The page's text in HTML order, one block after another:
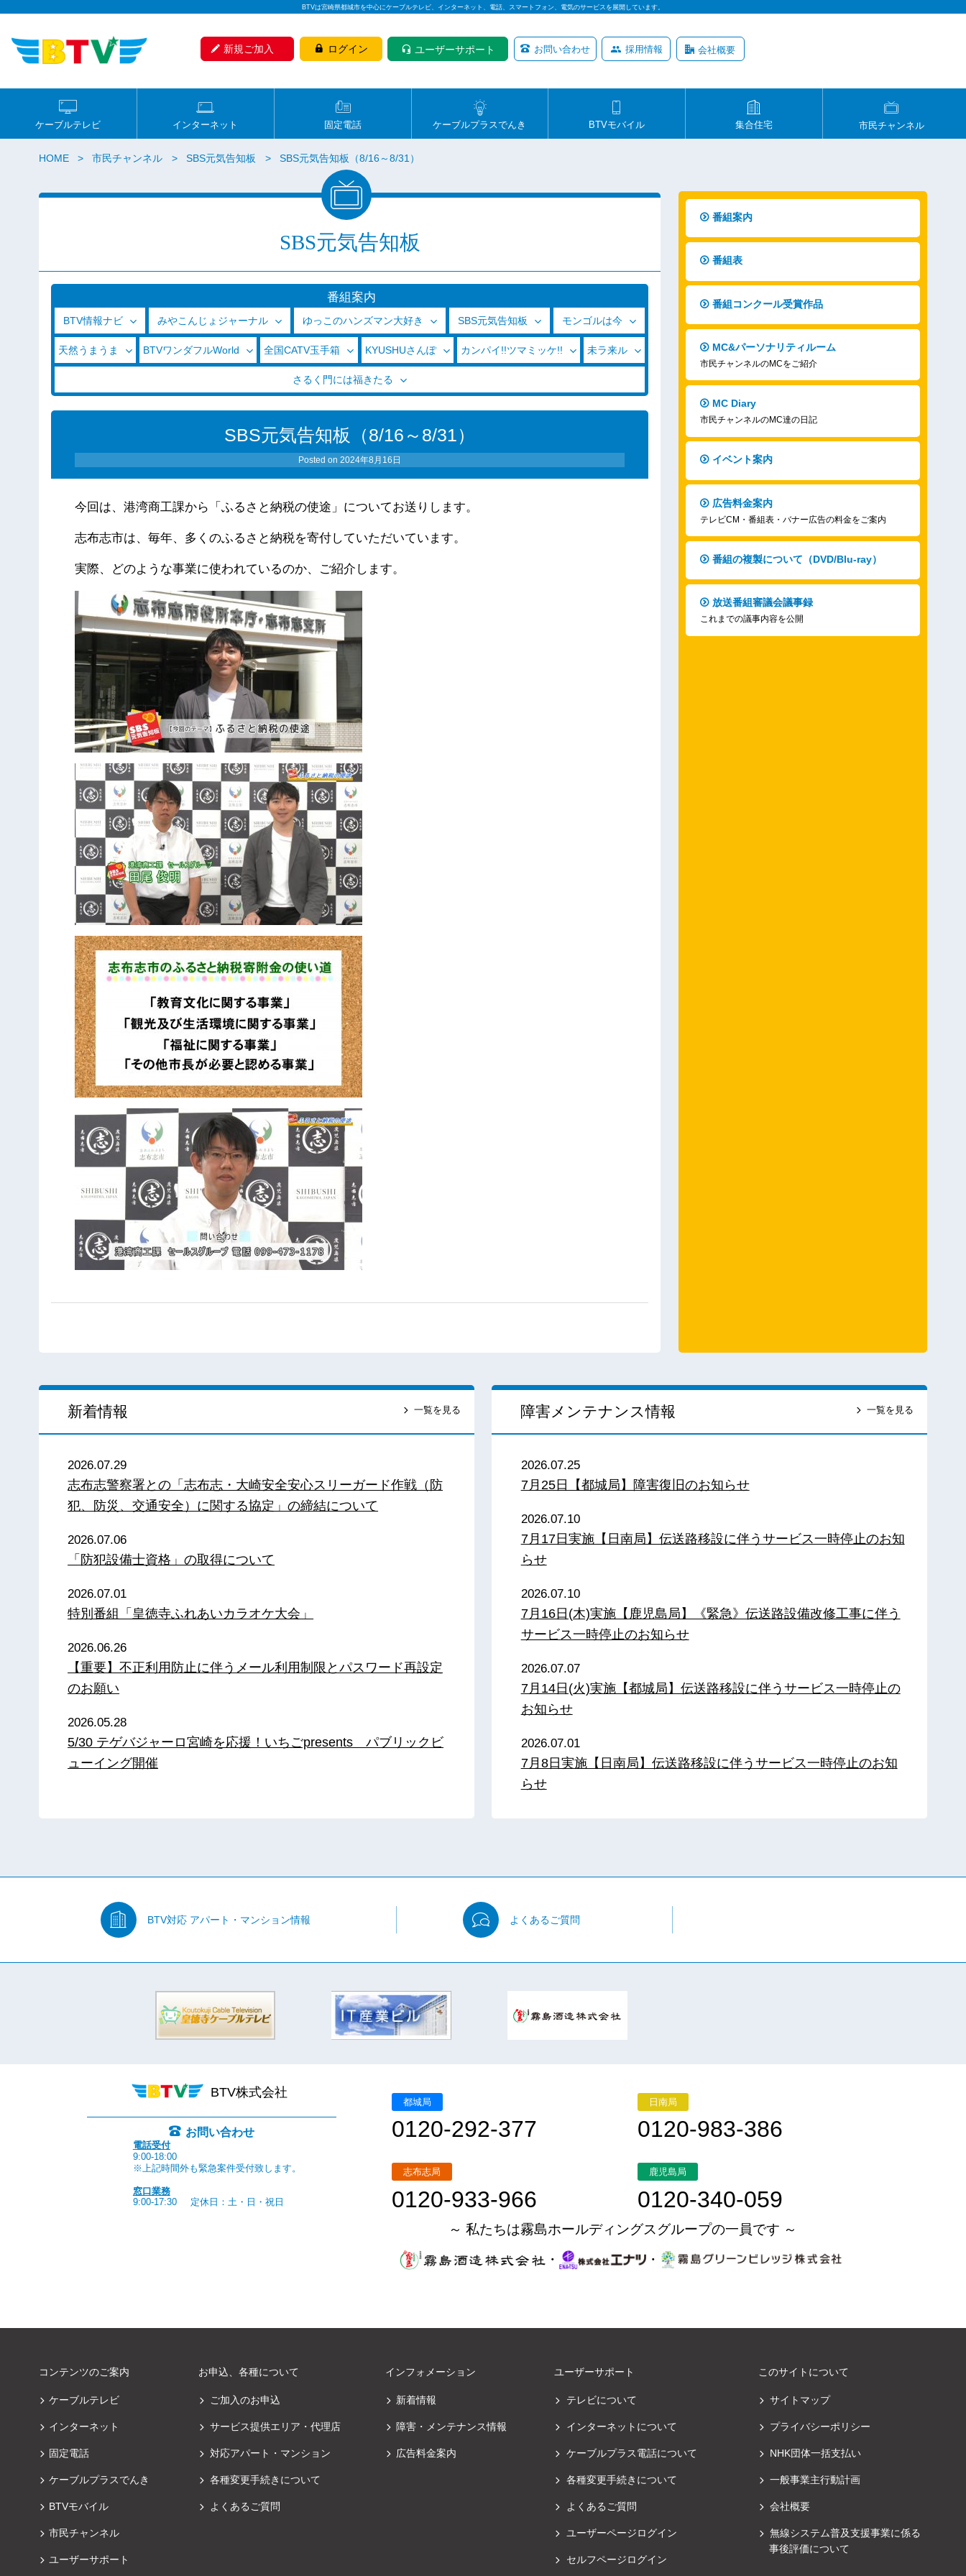
BTVは宮崎県都城市を中心にケーブルテレビ、インターネット、電話、スマートフォン、電気のサービスを展開しています。
新規ご加入 ログイン ユーザーサポート お問い合わせ 採用情報 会社概要
ケーブルテレビ インターネット 固定電話 ケーブルプラスでんき BTVモバイル 集合住宅 市民チャンネル
HOME 市民チャンネル SBS元気告知板 SBS元気告知板（8/16～8/31）
SBS元気告知板
番組案内
BTV情報ナビ みやこんじょジャーナル ゆっこのハンズマン大好き SBS元気告知板 モンゴルは今
天然うまうま BTVワンダフルWorld 全国CATV玉手箱 KYUSHUさんぽ カンパイ!!ツマミッケ!! 未ラ来ル
さるく門には福きたる
SBS元気告知板（8/16～8/31）
Posted on2024年8月16日
今回は、港湾商工課から「ふるさと納税の使途」についてお送りします。
志布志市は、毎年、多くのふるさと納税を寄付していただいています。
実際、どのような事業に使われているのか、ご紹介します。
番組案内
番組表
番組コンクール受賞作品
MC&パーソナリティルーム
市民チャンネルのMCをご紹介
MC Diary
市民チャンネルのMC達の日記
イベント案内
広告料金案内
テレビCM・番組表・バナー広告の料金をご案内
番組の複製について（DVD/Blu-ray）
放送番組審議会議事録
これまでの議事内容を公開
新着情報 一覧を見る
2026.07.29
志布志警察署との「志布志・大崎安全安心スリーガード作戦（防
犯、防災、交通安全）に関する協定」の締結について
2026.07.06
「防犯設備士資格」の取得について
2026.07.01
特別番組「皇徳寺ふれあいカラオケ大会」
2026.06.26
【重要】不正利用防止に伴うメール利用制限とパスワード再設定
のお願い
2026.05.28
5/30 テゲバジャーロ宮崎を応援！いちごpresents パブリックビ
ューイング開催
障害メンテナンス情報 一覧を見る
2026.07.25
7月25日【都城局】障害復旧のお知らせ
2026.07.10
7月17日実施【日南局】伝送路移設に伴うサービス一時停止のお知
らせ
2026.07.10
7月16日(木)実施【鹿児島局】《緊急》伝送路設備改修工事に伴う
サービス一時停止のお知らせ
2026.07.07
7月14日(火)実施【都城局】伝送路移設に伴うサービス一時停止の
お知らせ
2026.07.01
7月8日実施【日南局】伝送路移設に伴うサービス一時停止のお知
らせ
BTV対応 アパート・マンション情報 よくあるご質問
BTV株式会社
お問い合わせ
電話受付
9:00-18:00
※上記時間外も緊急案件受付致します。
窓口業務
9:00-17:30
定休日：土・日・祝日
都城局
0120-292-377
日南局
0120-983-386
志布志局
0120-933-966
鹿児島局
0120-340-059
～ 私たちは霧島ホールディングスグループの一員です ～
・
・
コンテンツのご案内
ケーブルテレビ
インターネット
固定電話
ケーブルプラスでんき
BTVモバイル
市民チャンネル
ユーザーサポート
お申込、各種について
ご加入のお申込
サービス提供エリア・代理店
対応アパート・マンション
各種変更手続きについて
よくあるご質問
インフォメーション
新着情報
障害・メンテナンス情報
広告料金案内
ユーザーサポート
テレビについて
インターネットについて
ケーブルプラス電話について
各種変更手続きについて
よくあるご質問
ユーザーページログイン
セルフページログイン
このサイトについて
サイトマップ
プライバシーポリシー
NHK団体一括支払い
一般事業主行動計画
会社概要
無線システム普及支援事業に係る
事後評価について